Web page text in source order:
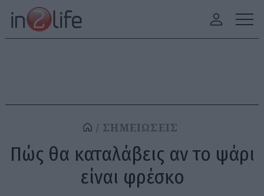
ΣΗΜΕΙΩΣΕΙΣ
Πώς θα καταλάβεις αν το ψάρι
είναι φρέσκο